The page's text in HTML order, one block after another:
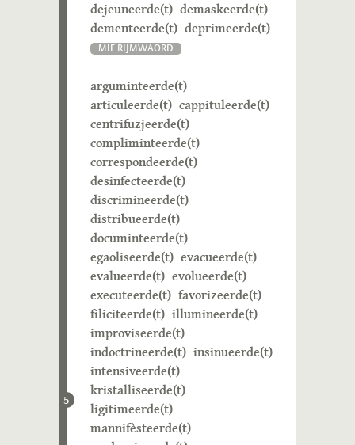
dejeuneerde(t) demaskeerde(t)
dementeerde(t) deprimeerde(t)
MIE RIJMWÄÖRD
5
arguminteerde(t)
articuleerde(t) cappituleerde(t)
centrifuzjeerde(t)
compliminteerde(t)
correspondeerde(t)
desinfecteerde(t)
discrimineerde(t)
distribueerde(t)
documinteerde(t)
egaoliseerde(t) evacueerde(t)
evalueerde(t) evolueerde(t)
executeerde(t) favorizeerde(t)
filiciteerde(t) illumineerde(t)
improviseerde(t)
indoctrineerde(t) insinueerde(t)
intensiveerde(t)
kristalliseerde(t)
ligitimeerde(t)
mannifèsteerde(t)